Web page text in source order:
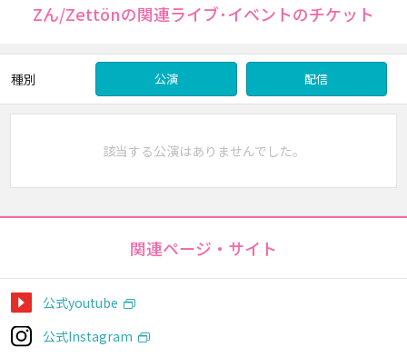
Zん/Zettönの関連ライブ･イベントのチケット
種別 公演 配信
該当する公演はありませんでした。
関連ページ・サイト
公式youtube
公式Instagram